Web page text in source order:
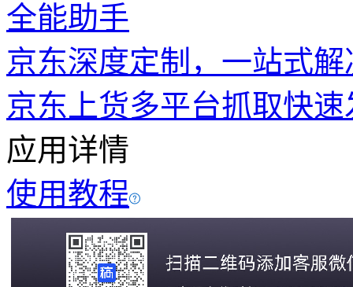
全能助手
京东深度定制，一站式
京东上货多平台抓取快速
应用详情
使用教程